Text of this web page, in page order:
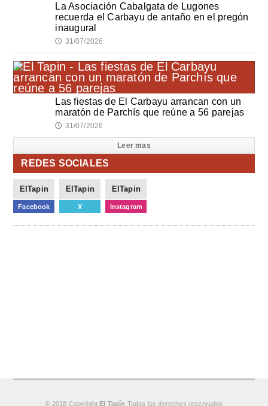
La Asociación Cabalgata de Lugones
recuerda el Carbayu de antaño en el pregón
inaugural
🕔 31/07/2026
Las fiestas de El Carbayu arrancan con un
maratón de Parchís que reúne a 56 parejas
🕔 31/07/2026
Leer mas
REDES SOCIALES
ElTapin
Facebook
ElTapin
X
ElTapin
Instagram
© 2018 Copyright El Tapín Todos los derechos reservados